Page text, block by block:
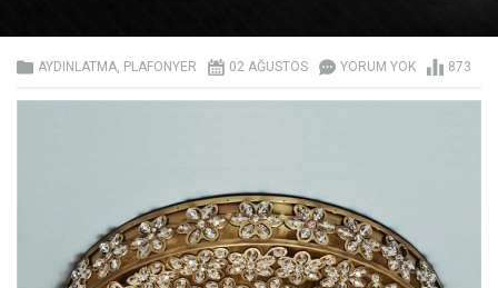
AYDINLATMA, PLAFONYER 02 AĞUSTOS YORUM YOK 873